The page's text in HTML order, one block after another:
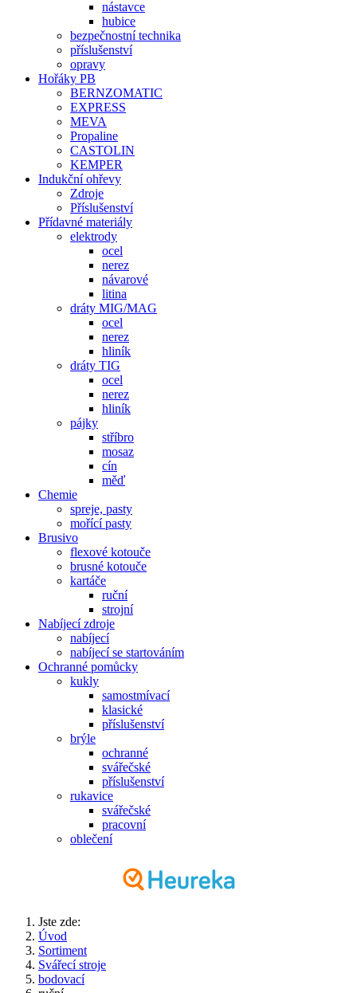
nástavce
hubice
bezpečnostní technika
příslušenství
opravy
Hořáky PB
BERNZOMATIC
EXPRESS
MEVA
Propaline
CASTOLIN
KEMPER
Indukční ohřevy
Zdroje
Příslušenství
Přídavné materiály
elektrody
ocel
nerez
návarové
litina
dráty MIG/MAG
ocel
nerez
hliník
dráty TIG
ocel
nerez
hliník
pájky
stříbro
mosaz
cín
měď
Chemie
spreje, pasty
mořící pasty
Brusivo
flexové kotouče
brusné kotouče
kartáče
ruční
strojní
Nabíjecí zdroje
nabíjecí
nabíjecí se startováním
Ochranné pomůcky
kukly
samostmívací
klasické
příslušenství
brýle
ochranné
svářečské
příslušenství
rukavice
svářečské
pracovní
oblečení
Jste zde:
Úvod
Sortiment
Svářecí stroje
bodovací